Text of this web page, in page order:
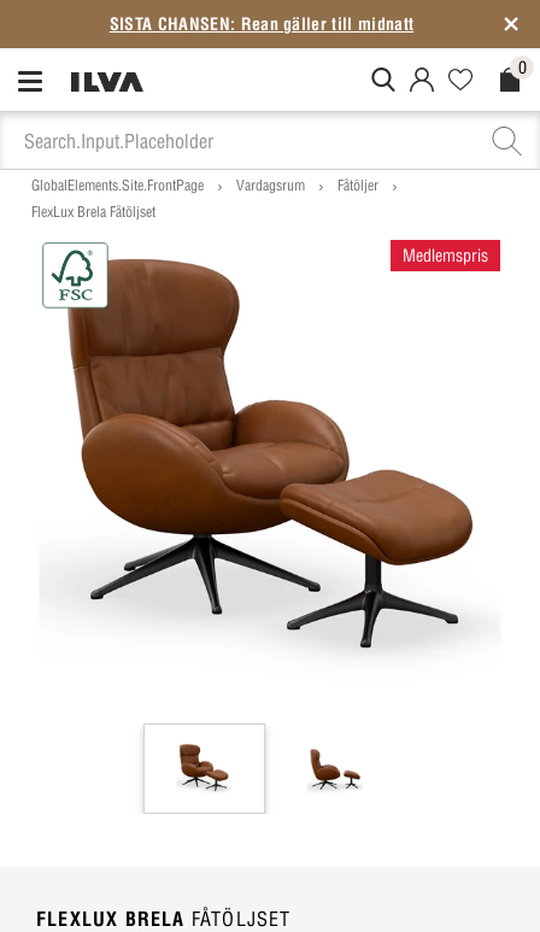
SISTA CHANSEN: Rean gäller till midnatt
MitIlva.Login 0
GlobalElements.Site.FrontPage Vardagsrum
Fåtöljer
FlexLux Brela Fåtöljset
Medlemspris
FLEXLUX BRELA FÅTÖLJSET